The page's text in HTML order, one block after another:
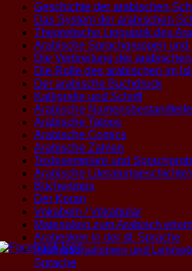
Geschichte der arabischen
Das System der arabischen
Theoretische Linguistik des
Arabische Sprachgruppen und
Die Verbreitung der
Die Rolle des arabischen im
Der arabische Buchdruck
Kalligrafie und Schrift
Arabische Namensbestandteile
Arabische Tatoos
Arabische Comics
Arabische Zahlen
Textexemplare und
Arabische Literatur(geschichte)
Büchertipps
Der Koran
Vokabeln / Vokabular
Materialien zum Arabisch
Arabesken in der dt. Sprache
Internationalismen und
Sprache